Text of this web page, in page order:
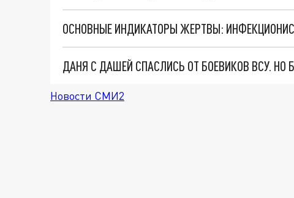
ДАНЯ С ДАШЕЙ СПАСЛИСЬ ОТ БОЕВИКОВ ВСУ.
Новости СМИ2